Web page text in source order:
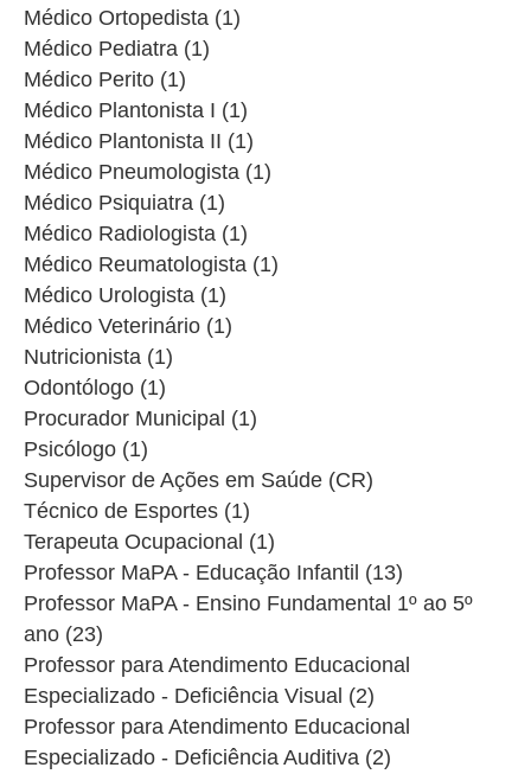
Médico Ortopedista (1)
Médico Pediatra (1)
Médico Perito (1)
Médico Plantonista I (1)
Médico Plantonista II (1)
Médico Pneumologista (1)
Médico Psiquiatra (1)
Médico Radiologista (1)
Médico Reumatologista (1)
Médico Urologista (1)
Médico Veterinário (1)
Nutricionista (1)
Odontólogo (1)
Procurador Municipal (1)
Psicólogo (1)
Supervisor de Ações em Saúde (CR)
Técnico de Esportes (1)
Terapeuta Ocupacional (1)
Professor MaPA - Educação Infantil (13)
Professor MaPA - Ensino Fundamental 1º ao 5º
ano (23)
Professor para Atendimento Educacional
Especializado - Deficiência Visual (2)
Professor para Atendimento Educacional
Especializado - Deficiência Auditiva (2)